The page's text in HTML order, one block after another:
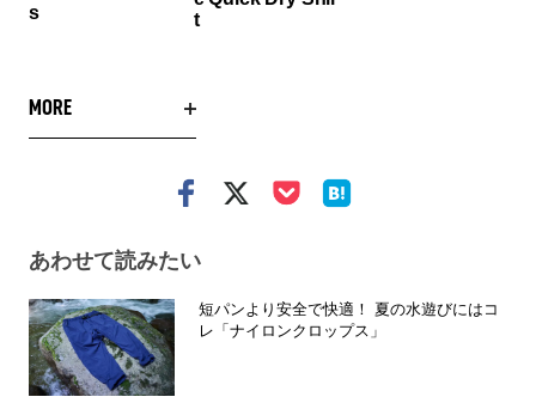
s
t
MORE
あわせて読みたい
短パンより安全で快適！ 夏の水遊びにはコ
レ「ナイロンクロップス」